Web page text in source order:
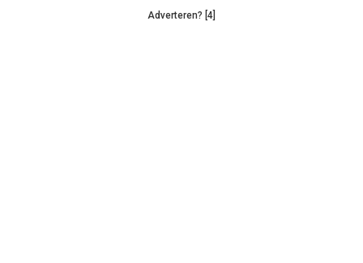
Adverteren? [4]